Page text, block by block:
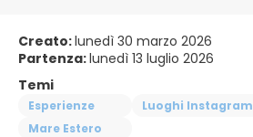
Creato:lunedì 30 marzo 2026
Partenza:lunedì 13 luglio 2026
Temi
Esperienze
Luoghi Instagram
Mare Estero